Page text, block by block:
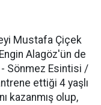
Mustafa Çiçek
Alagöz'ün de
- Sönmez Esintisi /
ettiği 4 yaşlı
kazanmış olup,